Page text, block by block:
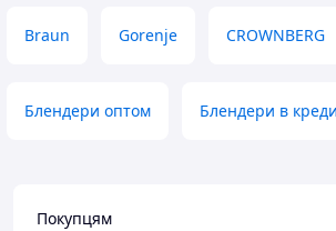
Braun Gorenje CROWNBERG
Блендери оптом Блендери в
Покупцям